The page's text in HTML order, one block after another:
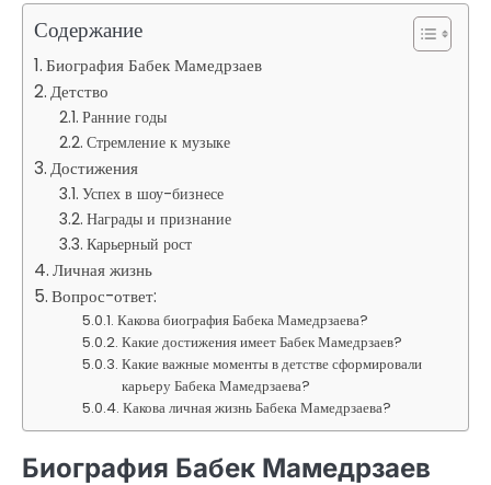
Содержание
Биография Бабек Мамедрзаев
Детство
Ранние годы
Стремление к музыке
Достижения
Успех в шоу-бизнесе
Награды и признание
Карьерный рост
Личная жизнь
Вопрос-ответ:
Какова биография Бабека Мамедрзаева?
Какие достижения имеет Бабек Мамедрзаев?
Какие важные моменты в детстве сформировали
карьеру Бабека Мамедрзаева?
Какова личная жизнь Бабека Мамедрзаева?
Биография Бабек Мамедрзаев